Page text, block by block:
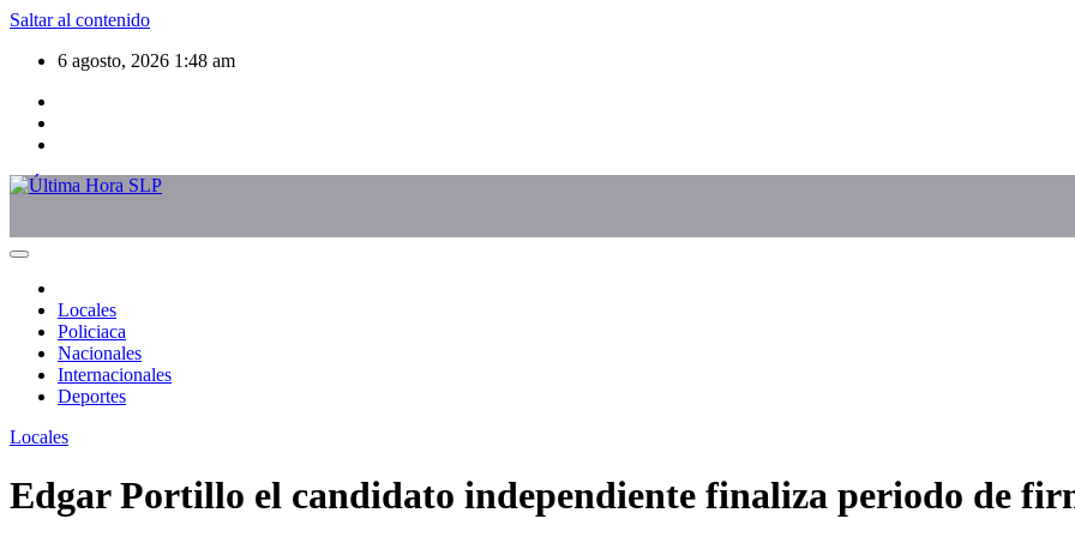
Saltar al contenido
6 agosto, 2026 1:48 am
Locales
Policiaca
Nacionales
Internacionales
Deportes
Locales
Edgar Portillo el candidato independiente finaliza periodo de